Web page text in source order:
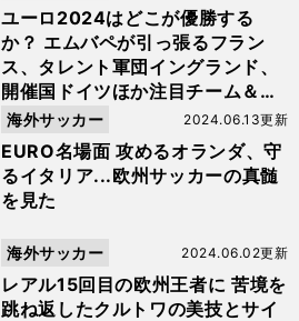
ユーロ2024はどこが優勝する
か？ エムバペが引っ張るフラン
ス、タレント軍団イングランド、
開催国ドイツほか注目チーム＆選
手を紹介
EURO名場面 攻めるオランダ、守
るイタリア...欧州サッカーの真髄
を見た
2024.06.13更新
海外サッカー
レアル15回目の欧州王者に 苦境を
跳ね返したクルトワの美技とサイ
2024.06.02更新
海外サッカー